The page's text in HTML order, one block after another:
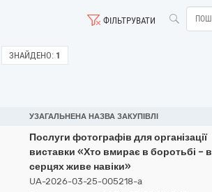
ФІЛЬТРУВАТИ
ЗНАЙДЕНО: 1
УЗАГАЛЬНЕНА НАЗВА ЗАКУПІВЛІ
Послуги фотографів для організації
виставки «Хто вмирає в боротьбі – в
серцях живе навіки»
UA-2026-03-25-005218-a